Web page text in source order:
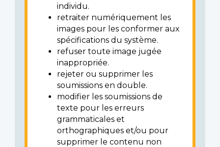
individu.
retraiter numériquement les
images pour les conformer aux
spécifications du système.
refuser toute image jugée
inappropriée.
rejeter ou supprimer les
soumissions en double.
modifier les soumissions de
texte pour les erreurs
grammaticales et
orthographiques et/ou pour
supprimer le contenu non